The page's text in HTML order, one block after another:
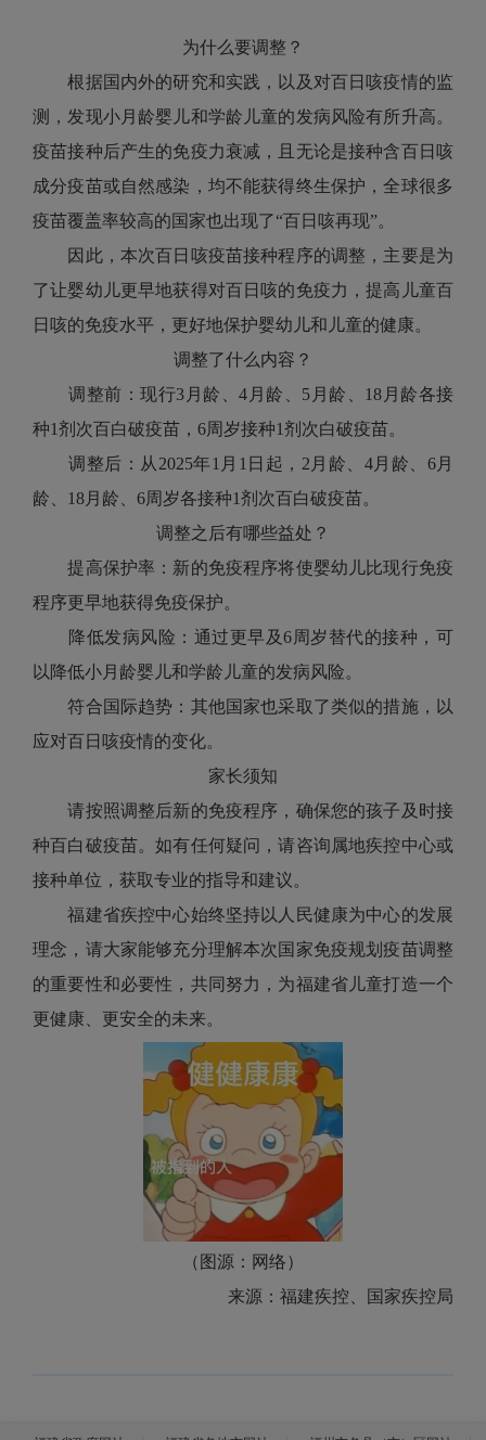
为什么要调整？
根据国内外的研究和实践，以及对百日咳疫情的监
测，发现小月龄婴儿和学龄儿童的发病风险有所升高。
疫苗接种后产生的免疫力衰减，且无论是接种含百日咳
成分疫苗或自然感染，均不能获得终生保护，全球很多
疫苗覆盖率较高的国家也出现了“百日咳再现”。
因此，本次百日咳疫苗接种程序的调整，主要是为
了让婴幼儿更早地获得对百日咳的免疫力，提高儿童百
日咳的免疫水平，更好地保护婴幼儿和儿童的健康。
调整了什么内容？
调整前：现行3月龄、4月龄、5月龄、18月龄各接
种1剂次百白破疫苗，6周岁接种1剂次白破疫苗。
调整后：从2025年1月1日起，2月龄、4月龄、6月
龄、18月龄、6周岁各接种1剂次百白破疫苗。
调整之后有哪些益处？
提高保护率：新的免疫程序将使婴幼儿比现行免疫
程序更早地获得免疫保护。
降低发病风险：通过更早及6周岁替代的接种，可
以降低小月龄婴儿和学龄儿童的发病风险。
符合国际趋势：其他国家也采取了类似的措施，以
应对百日咳疫情的变化。
家长须知
请按照调整后新的免疫程序，确保您的孩子及时接
种百白破疫苗。如有任何疑问，请咨询属地疾控中心或
接种单位，获取专业的指导和建议。
福建省疾控中心始终坚持以人民健康为中心的发展
理念，请大家能够充分理解本次国家免疫规划疫苗调整
的重要性和必要性，共同努力，为福建省儿童打造一个
更健康、更安全的未来。
（图源：网络）
来源：福建疾控、国家疾控局